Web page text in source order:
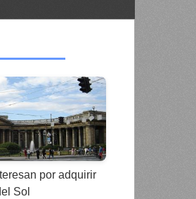
por adquirir
Sol